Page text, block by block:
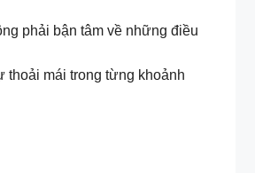
phải bận tâm về những điều
thoải mái trong từng khoảnh